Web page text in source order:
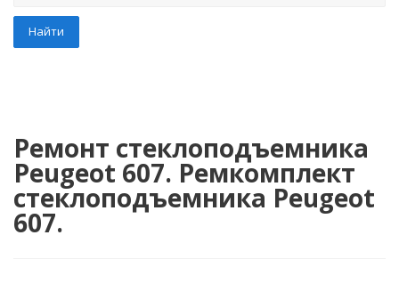
Найти
Ремонт стеклоподъемника
Peugeot 607. Ремкомплект
стеклоподъемника Peugeot
607.